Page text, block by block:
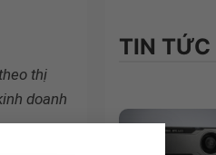
thị
doanh
TIN TỨC